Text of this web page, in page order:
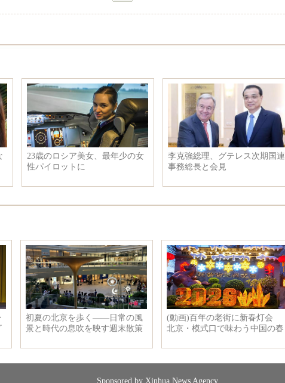
23歳のロシア美女、最年少の女
性パイロットに
李克強総理、グテレス次期国連
事務総長と会見
Sponsored by Xinhua News Agency.